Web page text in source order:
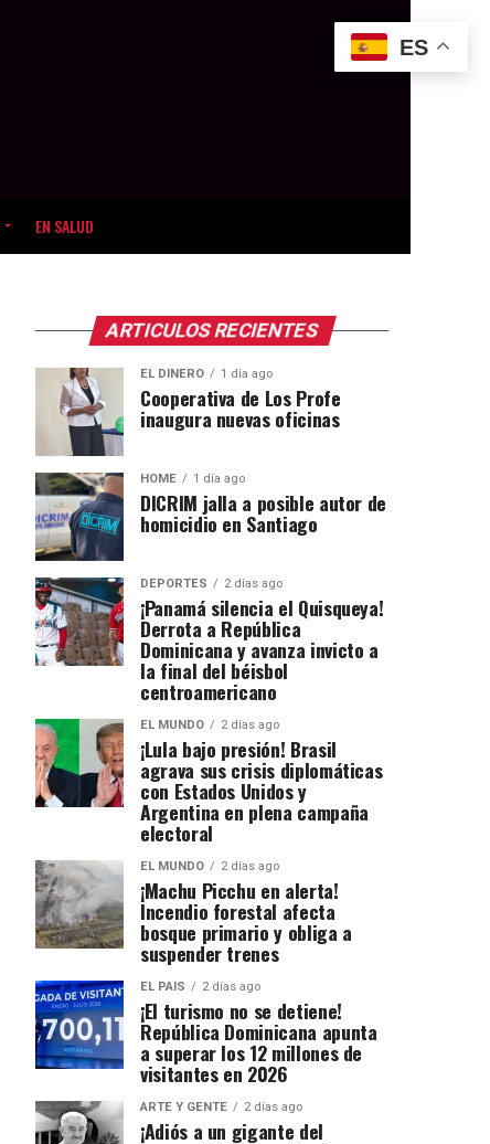
EN SALUD
ARTICULOS RECIENTES
EL DINERO 1 día ago
Cooperativa de Los Profe
inaugura nuevas oficinas
HOME 1 día ago
DICRIM jalla a posible autor de
homicidio en Santiago
DEPORTES 2 días ago
¡Panamá silencia el Quisqueya!
Derrota a República
Dominicana y avanza invicto a
la final del béisbol
centroamericano
EL MUNDO 2 días ago
¡Lula bajo presión! Brasil
agrava sus crisis diplomáticas
con Estados Unidos y
Argentina en plena campaña
electoral
EL MUNDO 2 días ago
¡Machu Picchu en alerta!
Incendio forestal afecta
bosque primario y obliga a
suspender trenes
EL PAIS 2 días ago
¡El turismo no se detiene!
República Dominicana apunta
a superar los 12 millones de
visitantes en 2026
ARTE Y GENTE 2 días ago
¡Adiós a un gigante del
ES